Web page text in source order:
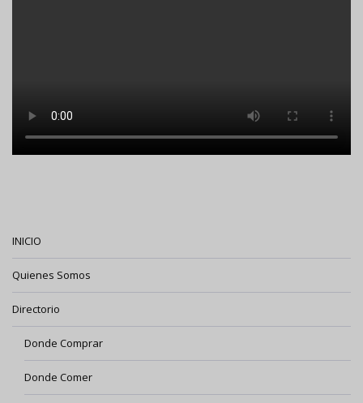
INICIO
Quienes Somos
Directorio
Donde Comprar
Donde Comer